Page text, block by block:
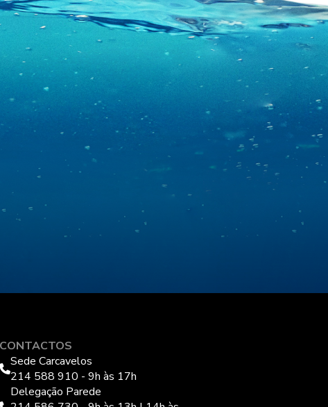
CONTACTOS
Sede Carcavelos
214 588 910 - 9h às 17h
Delegação Parede